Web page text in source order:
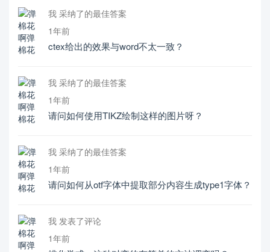
我 采纳了的最佳答案
1年前
ctex给出的效果与word不太一致？
我 采纳了的最佳答案
1年前
请问如何使用TIKZ绘制这样的图片呀？
我 采纳了的最佳答案
1年前
请问如何从otf字体中提取部分内容生成type1字体？
我 发表了评论
1年前